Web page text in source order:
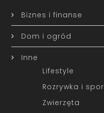
Biznes i finanse
Dom i ogród
Inne
Lifestyle
Rozrywka i
Zwierzęta